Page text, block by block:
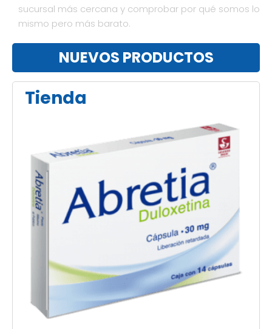
sucursal más cercana y comprobar por qué somos lo
mismo pero más barato.
NUEVOS PRODUCTOS
Tienda